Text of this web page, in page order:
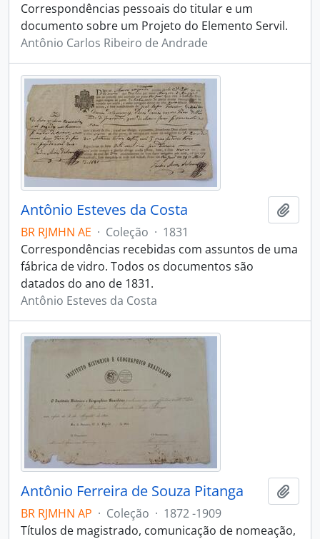
Correspondências pessoais do titular e um
documento sobre um Projeto do Elemento Servil.
Antônio Carlos Ribeiro de Andrade
Antônio Esteves da Costa
BR RJMHN AE · Coleção · 1831
Correspondências recebidas com assuntos de uma
fábrica de vidro. Todos os documentos são
datados do ano de 1831.
Antônio Esteves da Costa
Antônio Ferreira de Souza Pitanga
BR RJMHN AP · Coleção · 1872 -1909
Títulos de magistrado, comunicação de nomeação,